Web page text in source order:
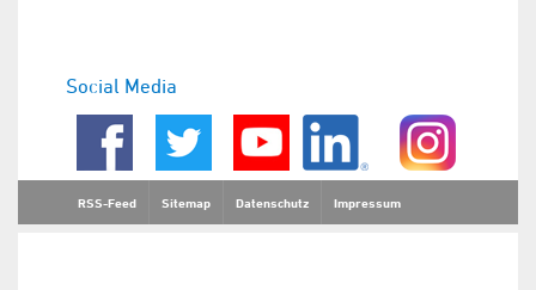
Social Media
RSS-Feed Sitemap Datenschutz Impressum